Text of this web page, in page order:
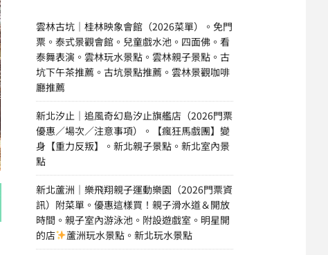
雲林古坑｜桂林映象會館（2026菜單）。免門
票。泰式景觀會館。兒童戲水池。四面佛。看
泰舞表演。雲林玩水景點。雲林親子景點。古
坑下午茶推薦。古坑景點推薦。雲林景觀咖啡
廳推薦
新北汐止｜追風奇幻島汐止旗艦店（2026門票
優惠／場次／注意事項）。【瘋狂馬戲團】變
身【重力反叛】。新北親子景點。新北室內景
點
新北蘆洲｜樂飛翔親子運動樂園（2026門票資
訊）附菜單。優惠這樣買！親子滑水道＆開放
時間。親子室內游泳池。附設遊戲室。明星開
的店
蘆洲玩水景點。新北玩水景點